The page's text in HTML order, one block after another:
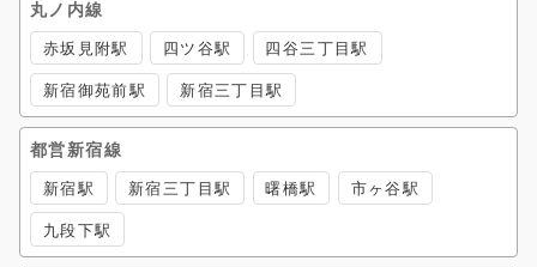
丸ノ内線
赤坂見附駅 四ツ谷駅 四谷三丁目駅
新宿御苑前駅 新宿三丁目駅
都営新宿線
新宿駅 新宿三丁目駅 曙橋駅 市ヶ谷駅
九段下駅